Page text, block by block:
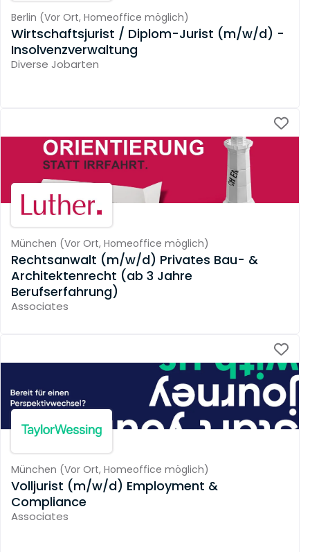
Berlin (Vor Ort, Homeoffice möglich)
Wirtschaftsjurist / Diplom-Jurist (m/w/d) -
Insolvenzverwaltung
Diverse Jobarten
München (Vor Ort, Homeoffice möglich)
Rechtsanwalt (m/w/d) Privates Bau- &
Architektenrecht (ab 3 Jahre
Berufserfahrung)
Associates
München (Vor Ort, Homeoffice möglich)
Volljurist (m/w/d) Employment &
Compliance
Associates